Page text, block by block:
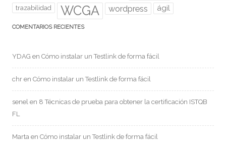
trazabilidad WCGA wordpress ágil
COMENTARIOS RECIENTES
YDAG en Cómo instalar un Testlink de forma fácil
chr en Cómo instalar un Testlink de forma fácil
senel en 8 Técnicas de prueba para obtener la certificación ISTQB
FL
Marta en Cómo instalar un Testlink de forma fácil